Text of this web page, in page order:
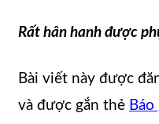
Rất hân hanh được
Bài viết này được
và được gắn thẻ